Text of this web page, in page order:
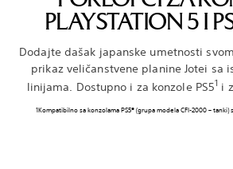
PLAYSTATION 5 I
Dodajte dašak japanske umetnosti
prikaz veličanstvene planine Jotei sa
linijama. Dostupno i za konzole PS51 i
1Kompatibilno sa konzolama PS5® (grupa modela CFI-2000 –